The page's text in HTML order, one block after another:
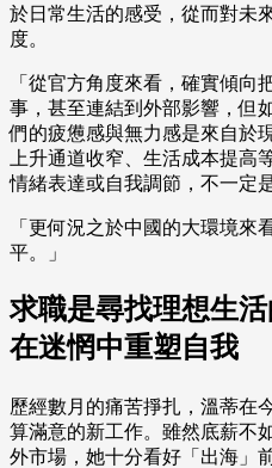
於日常生活的感受，從而對未
度。
「從官方角度來看，確實傾向
事，甚至連結到外部影響，但
們的疲憊感與無力感是來自於
上升通道收窄、生活成本提高
情緒表達或自我調節，不一定
「更何況之於中國的大環境來
平。」
求職是尋找理想生
在迷惘中重塑自我
歷經數月的痛苦掙扎，溫蒂在
算滿意的新工作。雖然底薪不
外市場，她十分看好「出海」前